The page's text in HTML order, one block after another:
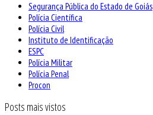
Segurança Pública do Estado de Goiás
Polícia Científica
Polícia Civil
Instituto de Identificação
ESPC
Polícia Militar
Polícia Penal
Procon
Posts mais vistos